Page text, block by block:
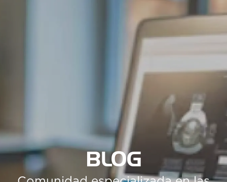
BLOG